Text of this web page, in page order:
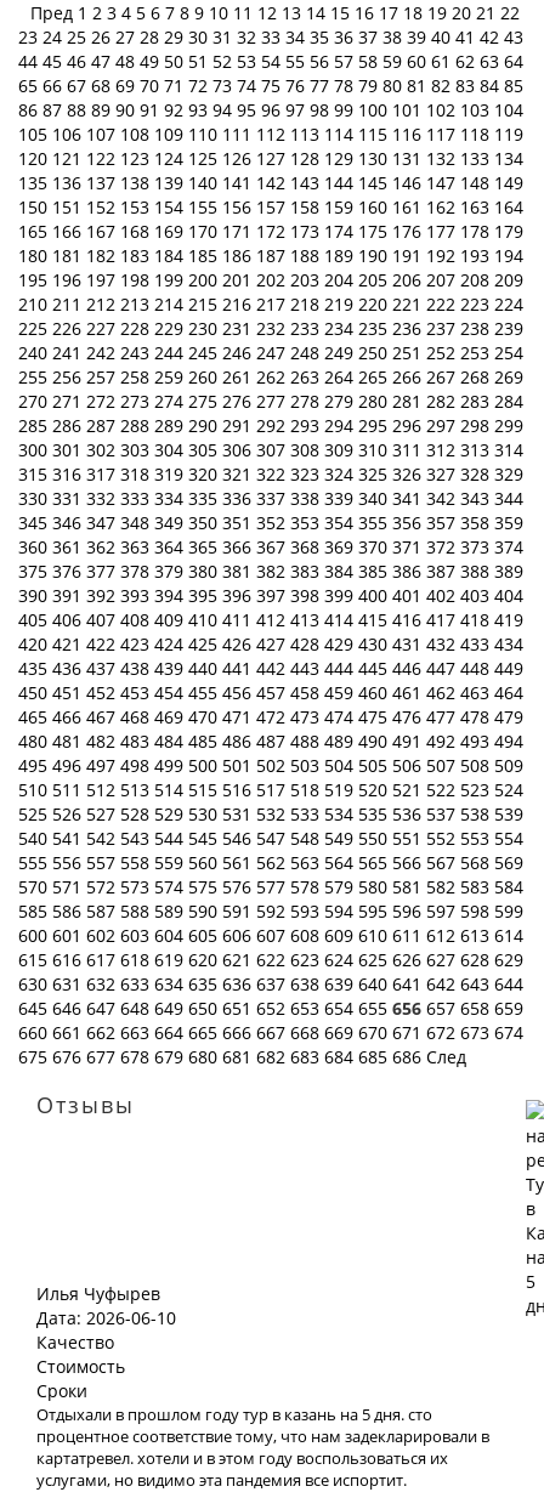
Пред 1 2 3 4 5 6 7 8 9 10 11 12 13 14 15 16 17 18 19 20 21 22
23 24 25 26 27 28 29 30 31 32 33 34 35 36 37 38 39 40 41 42 43
44 45 46 47 48 49 50 51 52 53 54 55 56 57 58 59 60 61 62 63 64
65 66 67 68 69 70 71 72 73 74 75 76 77 78 79 80 81 82 83 84 85
86 87 88 89 90 91 92 93 94 95 96 97 98 99 100 101 102 103 104
105 106 107 108 109 110 111 112 113 114 115 116 117 118 119
120 121 122 123 124 125 126 127 128 129 130 131 132 133 134
135 136 137 138 139 140 141 142 143 144 145 146 147 148 149
150 151 152 153 154 155 156 157 158 159 160 161 162 163 164
165 166 167 168 169 170 171 172 173 174 175 176 177 178 179
180 181 182 183 184 185 186 187 188 189 190 191 192 193 194
195 196 197 198 199 200 201 202 203 204 205 206 207 208 209
210 211 212 213 214 215 216 217 218 219 220 221 222 223 224
225 226 227 228 229 230 231 232 233 234 235 236 237 238 239
240 241 242 243 244 245 246 247 248 249 250 251 252 253 254
255 256 257 258 259 260 261 262 263 264 265 266 267 268 269
270 271 272 273 274 275 276 277 278 279 280 281 282 283 284
285 286 287 288 289 290 291 292 293 294 295 296 297 298 299
300 301 302 303 304 305 306 307 308 309 310 311 312 313 314
315 316 317 318 319 320 321 322 323 324 325 326 327 328 329
330 331 332 333 334 335 336 337 338 339 340 341 342 343 344
345 346 347 348 349 350 351 352 353 354 355 356 357 358 359
360 361 362 363 364 365 366 367 368 369 370 371 372 373 374
375 376 377 378 379 380 381 382 383 384 385 386 387 388 389
390 391 392 393 394 395 396 397 398 399 400 401 402 403 404
405 406 407 408 409 410 411 412 413 414 415 416 417 418 419
420 421 422 423 424 425 426 427 428 429 430 431 432 433 434
435 436 437 438 439 440 441 442 443 444 445 446 447 448 449
450 451 452 453 454 455 456 457 458 459 460 461 462 463 464
465 466 467 468 469 470 471 472 473 474 475 476 477 478 479
480 481 482 483 484 485 486 487 488 489 490 491 492 493 494
495 496 497 498 499 500 501 502 503 504 505 506 507 508 509
510 511 512 513 514 515 516 517 518 519 520 521 522 523 524
525 526 527 528 529 530 531 532 533 534 535 536 537 538 539
540 541 542 543 544 545 546 547 548 549 550 551 552 553 554
555 556 557 558 559 560 561 562 563 564 565 566 567 568 569
570 571 572 573 574 575 576 577 578 579 580 581 582 583 584
585 586 587 588 589 590 591 592 593 594 595 596 597 598 599
600 601 602 603 604 605 606 607 608 609 610 611 612 613 614
615 616 617 618 619 620 621 622 623 624 625 626 627 628 629
630 631 632 633 634 635 636 637 638 639 640 641 642 643 644
645 646 647 648 649 650 651 652 653 654 655 656 657 658 659
660 661 662 663 664 665 666 667 668 669 670 671 672 673 674
675 676 677 678 679 680 681 682 683 684 685 686 След
Отзывы
Илья Чуфырев
Дата: 2026-06-10
Качество
Стоимость
Сроки
Отдыхали в прошлом году тур в казань на 5 дня. сто
процентное соответствие тому, что нам задекларировали в
картатревел. хотели и в этом году воспользоваться их
услугами, но видимо эта пандемия все испортит.